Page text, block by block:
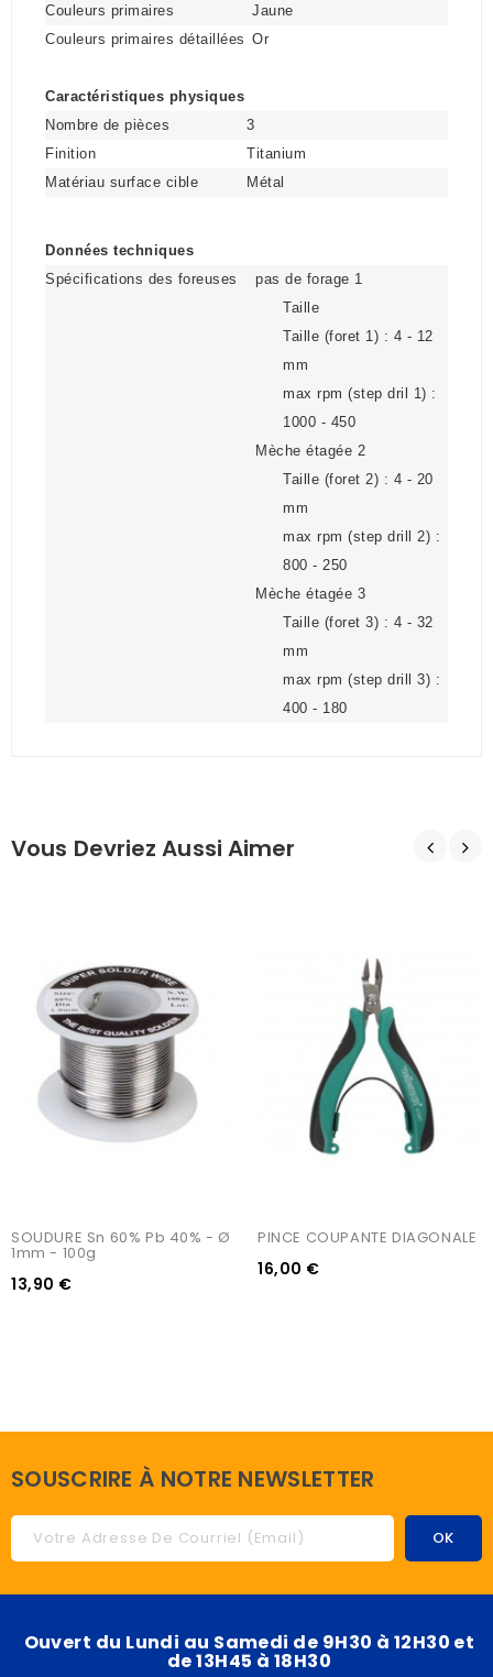
Couleurs primaires
Jaune
Couleurs primaires détaillées Or
Caractéristiques physiques
Nombre de pièces
3
Finition
Titanium
Matériau surface cible
Métal
Données techniques
Spécifications des foreuses
pas de forage 1
Taille
Taille (foret 1) : 4 - 12
mm
max rpm (step dril 1) :
1000 - 450
Mèche étagée 2
Taille (foret 2) : 4 - 20
mm
max rpm (step drill 2) :
800 - 250
Mèche étagée 3
Taille (foret 3) : 4 - 32
mm
max rpm (step drill 3) :
400 - 180
Vous Devriez Aussi Aimer
SOUDURE Sn 60% Pb 40% - Ø
1mm - 100g
13,90 €
PINCE COUPANTE DIAGONALE
16,00 €
SOUSCRIRE À NOTRE NEWSLETTER
Ouvert du Lundi au Samedi de 9H30 à 12H30 et
de 13H45 à 18H30